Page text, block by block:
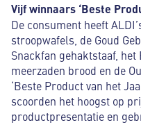
Vijf winnaars ‘Beste
De consument heeft
stroopwafels, de Goud
Snackfan gehaktstaaf,
meerzaden brood en de
‘Beste Product van het
scoorden het hoogst op
productpresentatie en